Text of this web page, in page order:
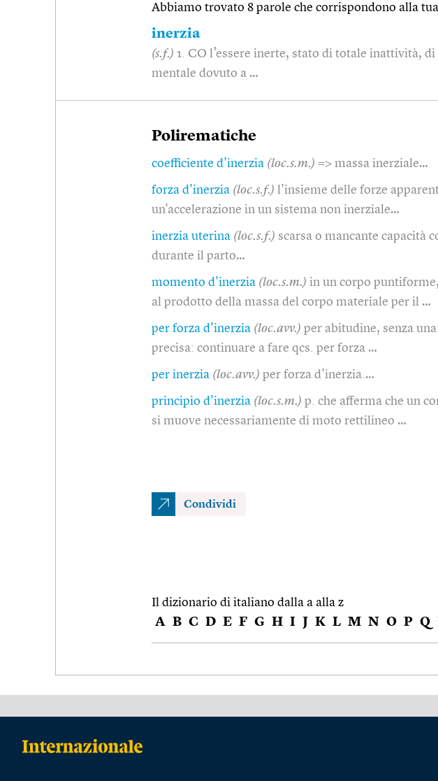
Abbiamo trovato 8 parole che corrispondono alla tua
inerzia
(s.f.) 1. CO l’essere inerte, stato di totale inattività,
mentale dovuto a …
Polirematiche
coefficiente d'inerzia (loc.s.m.) => massa inerziale…
forza d'inerzia (loc.s.f.) l'insieme delle forze
un'accelerazione in un sistema non inerziale…
inerzia uterina (loc.s.f.) scarsa o mancante capacità
durante il parto…
momento d'inerzia (loc.s.m.) in un corpo
al prodotto della massa del corpo materiale per il …
per forza d'inerzia (loc.avv.) per abitudine, senza
precisa: continuare a fare qcs. per forza …
per inerzia (loc.avv.) per forza d'inerzia.…
principio d'inerzia (loc.s.m.) p. che afferma che un
si muove necessariamente di moto rettilineo …
Condividi
Il dizionario di italiano dalla a alla z
A B C D E F G H I J K L M N O P Q